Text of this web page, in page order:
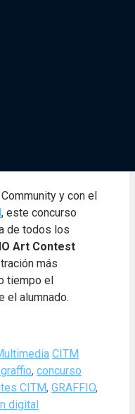
y con el
, este concurso
de todos los
Art Contest
más
tiempo el
el alumnado.
Tags
CITM
, concurso
CITM, GRAFFIO,
digital